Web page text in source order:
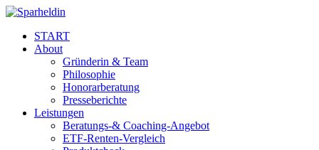
START
About
Gründerin & Team
Philosophie
Honorarberatung
Presseberichte
Leistungen
Beratungs-& Coaching-Angebot
ETF-Renten-Vergleich